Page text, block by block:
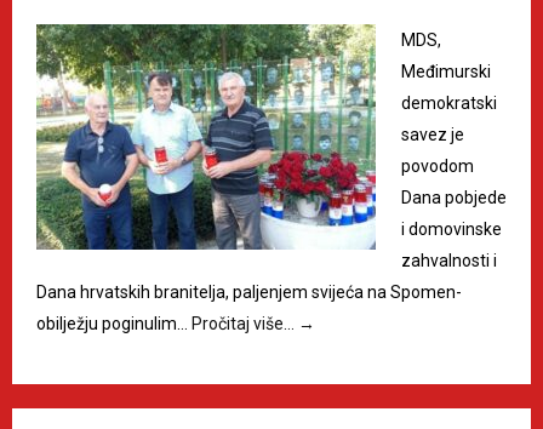
MDS,
Međimurski
demokratski
savez je
povodom
Dana pobjede
i domovinske
zahvalnosti i
Dana hrvatskih branitelja, paljenjem svijeća na Spomen-
obilježju poginulim… Pročitaj više… →